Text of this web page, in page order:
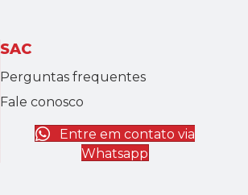
SAC
Perguntas frequentes
Fale conosco
Entre em contato via
Whatsapp